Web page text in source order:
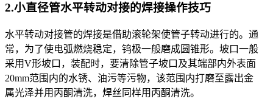
2.小直径管水平转动对接的焊接操作技巧
水平转动对接管的焊接是借助滚轮架使管子转动进行的。通
常，为了使电弧燃烧稳定，钨极一般磨成圆锥形。坡口一般
采用V形坡口，装配时，要清除管子坡口及其端部内外表面
20mm范围内的水锈、油污等污物，该范围内打磨至露出金
属光泽并用丙酮清洗，焊丝同样用丙酮清洗。